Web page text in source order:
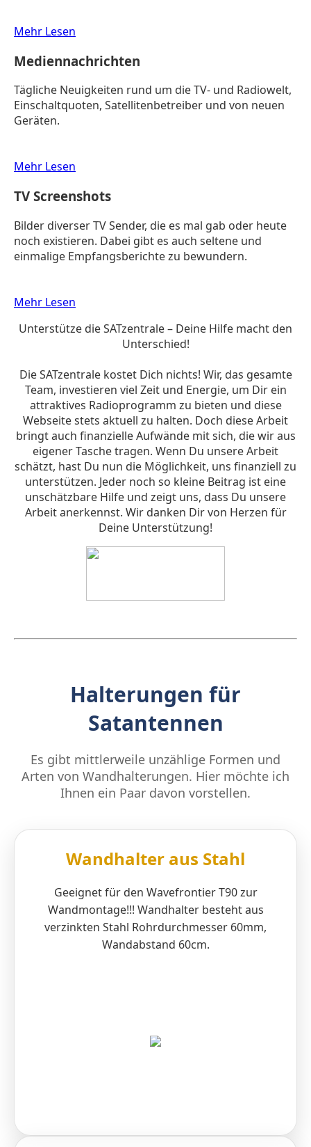
Mehr Lesen
Mediennachrichten
Tägliche Neuigkeiten rund um die TV- und Radiowelt,
Einschaltquoten, Satellitenbetreiber und von neuen
Geräten.
Mehr Lesen
TV Screenshots
Bilder diverser TV Sender, die es mal gab oder heute
noch existieren. Dabei gibt es auch seltene und
einmalige Empfangsberichte zu bewundern.
Mehr Lesen
Unterstütze die SATzentrale – Deine Hilfe macht den
Unterschied!
Die SATzentrale kostet Dich nichts! Wir, das gesamte
Team, investieren viel Zeit und Energie, um Dir ein
attraktives Radioprogramm zu bieten und diese
Webseite stets aktuell zu halten. Doch diese Arbeit
bringt auch finanzielle Aufwände mit sich, die wir aus
eigener Tasche tragen. Wenn Du unsere Arbeit
schätzt, hast Du nun die Möglichkeit, uns finanziell zu
unterstützen. Jeder noch so kleine Beitrag ist eine
unschätzbare Hilfe und zeigt uns, dass Du unsere
Arbeit anerkennst. Wir danken Dir von Herzen für
Deine Unterstützung!
Halterungen für
Satantennen
Es gibt mittlerweile unzählige Formen und
Arten von Wandhalterungen. Hier möchte ich
Ihnen ein Paar davon vorstellen.
Wandhalter aus Stahl
Geeignet für den Wavefrontier T90 zur
Wandmontage!!! Wandhalter besteht aus
verzinkten Stahl Rohrdurchmesser 60mm,
Wandabstand 60cm.